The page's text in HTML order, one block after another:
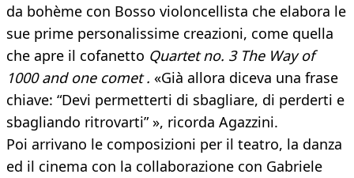
da bohème con Bosso violoncellista che elabora le
sue prime personalissime creazioni, come quella
che apre il cofanetto Quartet no. 3 The Way of
1000 and one comet . «Già allora diceva una frase
chiave: “Devi permetterti di sbagliare, di perderti e
sbagliando ritrovarti” », ricorda Agazzini.
Poi arrivano le composizioni per il teatro, la danza
ed il cinema con la collaborazione con Gabriele